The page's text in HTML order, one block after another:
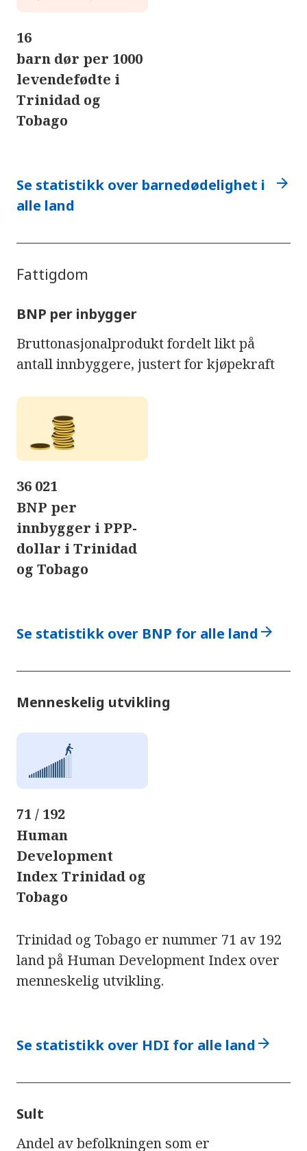
16
barn dør per 1000
levendefødte i
Trinidad og
Tobago
Se statistikk over barnedødelighet i
alle land
arrow_forward
Fattigdom
BNP per inbygger
Bruttonasjonalprodukt fordelt likt på
antall innbyggere, justert for kjøpekraft
36 021
BNP per
innbygger i PPP-
dollar i Trinidad
og Tobago
Se statistikk over BNP for alle land arrow_forward
Menneskelig utvikling
71 / 192
Human
Development
Index Trinidad og
Tobago
Trinidad og Tobago er nummer 71 av 192
land på Human Development Index over
menneskelig utvikling.
Se statistikk over HDI for alle land arrow_forward
Sult
Andel av befolkningen som er